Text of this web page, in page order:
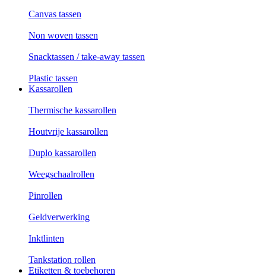
Canvas tassen
Non woven tassen
Snacktassen / take-away tassen
Plastic tassen
Kassarollen
Thermische kassarollen
Houtvrije kassarollen
Duplo kassarollen
Weegschaalrollen
Pinrollen
Geldverwerking
Inktlinten
Tankstation rollen
Etiketten & toebehoren